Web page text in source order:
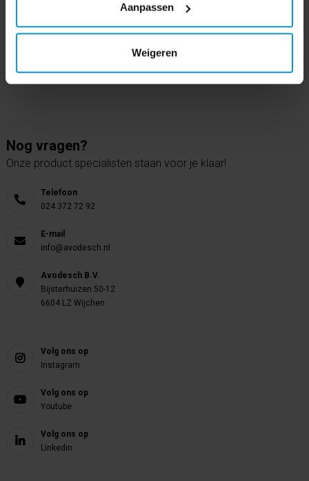
Aanpassen
Weigeren
Nog vragen?
Onze product specialisten staan voor je klaar!
Telefoon
024 372 72 92
E-mail
info@avodesch.nl
Avodesch B.V.
Bijsterhuizen 50-12
6604 LZ Wijchen
Volg ons op
Instagram
Volg ons op
Youtube
Volg ons op
Linkedin